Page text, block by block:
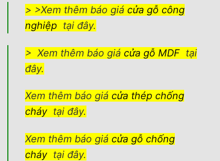
> >Xem thêm báo giá cửa gỗ công
nghiệptại đây.
> Xem thêm báo giá cửa gỗ MDFtại
đây.
Xem thêm báo giá cửa thép chống
cháytại đây.
Xem thêm báo giá cửa gỗ chống
cháytại đây.